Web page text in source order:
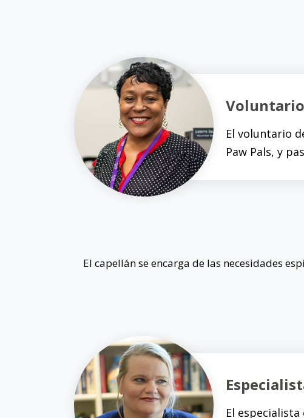
Voluntario
El voluntario
Paw Pals, y
El capellán se encarga de las necesidades
El